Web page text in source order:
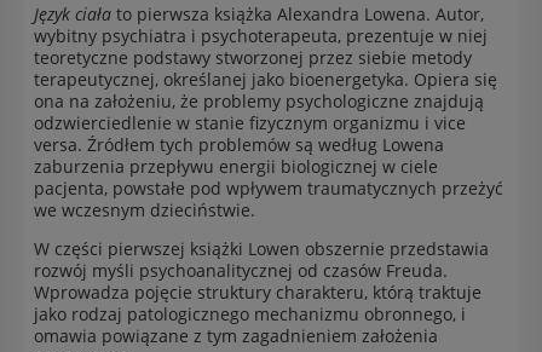
Język ciała to pierwsza książka Alexandra Lowena. Autor,
wybitny psychiatra i psychoterapeuta, prezentuje w niej
teoretyczne podstawy stworzonej przez siebie metody
terapeutycznej, określanej jako bioenergetyka. Opiera się
ona na założeniu, że problemy psychologiczne znajdują
odzwierciedlenie w stanie fizycznym organizmu i vice
versa. Źródłem tych problemów są według Lowena
zaburzenia przepływu energii biologicznej w ciele
pacjenta, powstałe pod wpływem traumatycznych przeżyć
we wczesnym dzieciństwie.
W części pierwszej książki Lowen obszernie przedstawia
rozwój myśli psychoanalitycznej od czasów Freuda.
Wprowadza pojęcie struktury charakteru, którą traktuje
jako rodzaj patologicznego mechanizmu obronnego, i
omawia powiązane z tym zagadnieniem założenia